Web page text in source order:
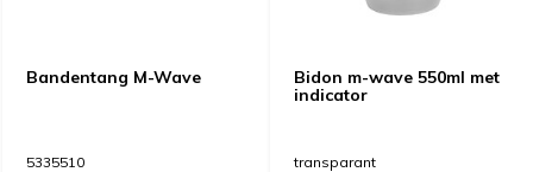
Bandentang M-Wave
5335510
Bidon m-wave 550ml met
indicator
transparant